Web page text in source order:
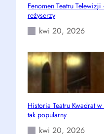
Fenomen Teatru
reżyserzy
kwi 20, 2026
Historia Teatru Kwadrat
tak popularny
kwi 20, 2026